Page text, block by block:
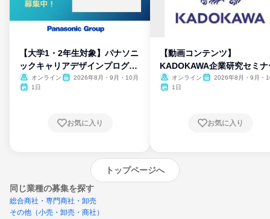
【大学1・2年生対象】パナソニ
ックキャリアデザインプログラ
ム
オンライン
2026年8月・9月・10月
1日
お気に入り
【動画コンテンツ】
KADOKAWA企業研究セミナ
オンライン
2026年8月・9月・
1日
お気に入り
トップページへ
同じ業種の募集を探す
総合商社・専門商社・卸売
その他（小売・卸売・商社）